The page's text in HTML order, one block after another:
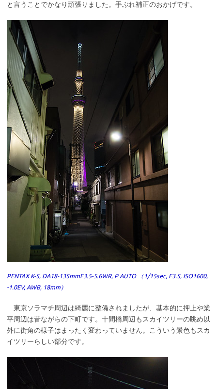
と言うことでかなり頑張りました。手ぶれ補正のおかげです。
PENTAX K-5, DA18-135mmF3.5-5.6WR, P AUTO （1/15sec, F3.5, ISO1600,
-1.0EV, AWB, 18mm）
東京ソラマチ周辺は綺麗に整備されましたが、基本的に押上や業
平周辺は昔ながらの下町です。十間橋周辺もスカイツリーの眺め以
外に街角の様子はまったく変わっていません。こういう景色もスカ
イツリーらしい部分です。